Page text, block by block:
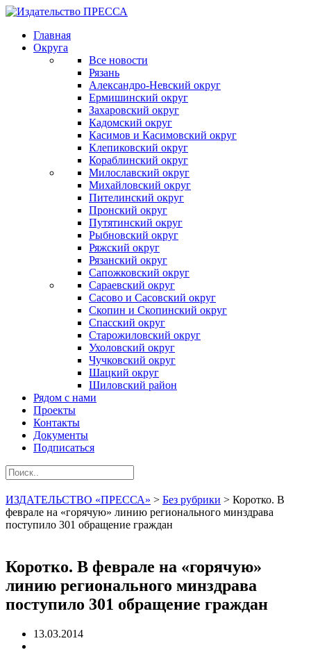
Главная
Округа
Все новости
Рязань
Александро-Невский округ
Ермишинский округ
Захаровский округ
Кадомский округ
Касимов и Касимовский округ
Клепиковский округ
Кораблинский округ
Милославский округ
Михайловский округ
Пителинский округ
Пронский округ
Путятинский округ
Рыбновский округ
Ряжский округ
Рязанский округ
Сапожковский округ
Сараевский округ
Сасово и Сасовский округ
Скопин и Скопинский округ
Спасский округ
Старожиловский округ
Ухоловский округ
Чучковский округ
Шацкий округ
Шиловский район
Рядом с нами
Проекты
Контакты
Документы
Подписаться
ИЗДАТЕЛЬСТВО «ПРЕССА» > Без рубрики > Коротко. В
феврале на «горячую» линию регионального минздрава
поступило 301 обращение граждан
Коротко. В феврале на «горячую»
линию регионального минздрава
поступило 301 обращение граждан
13.03.2014